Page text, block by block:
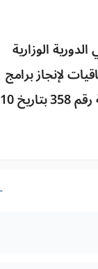
الوزارية
اتفاقيات لإنجاز برامج
للتكوين بالتدرج المهني وأودعت ملف طلب ترخيص يستجيب وفق مقتضيات المذكرة الوزارية رقم 358 بتاريخ 10